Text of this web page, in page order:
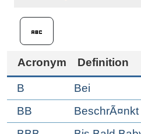
Acronym Definition
B
Bei
BB